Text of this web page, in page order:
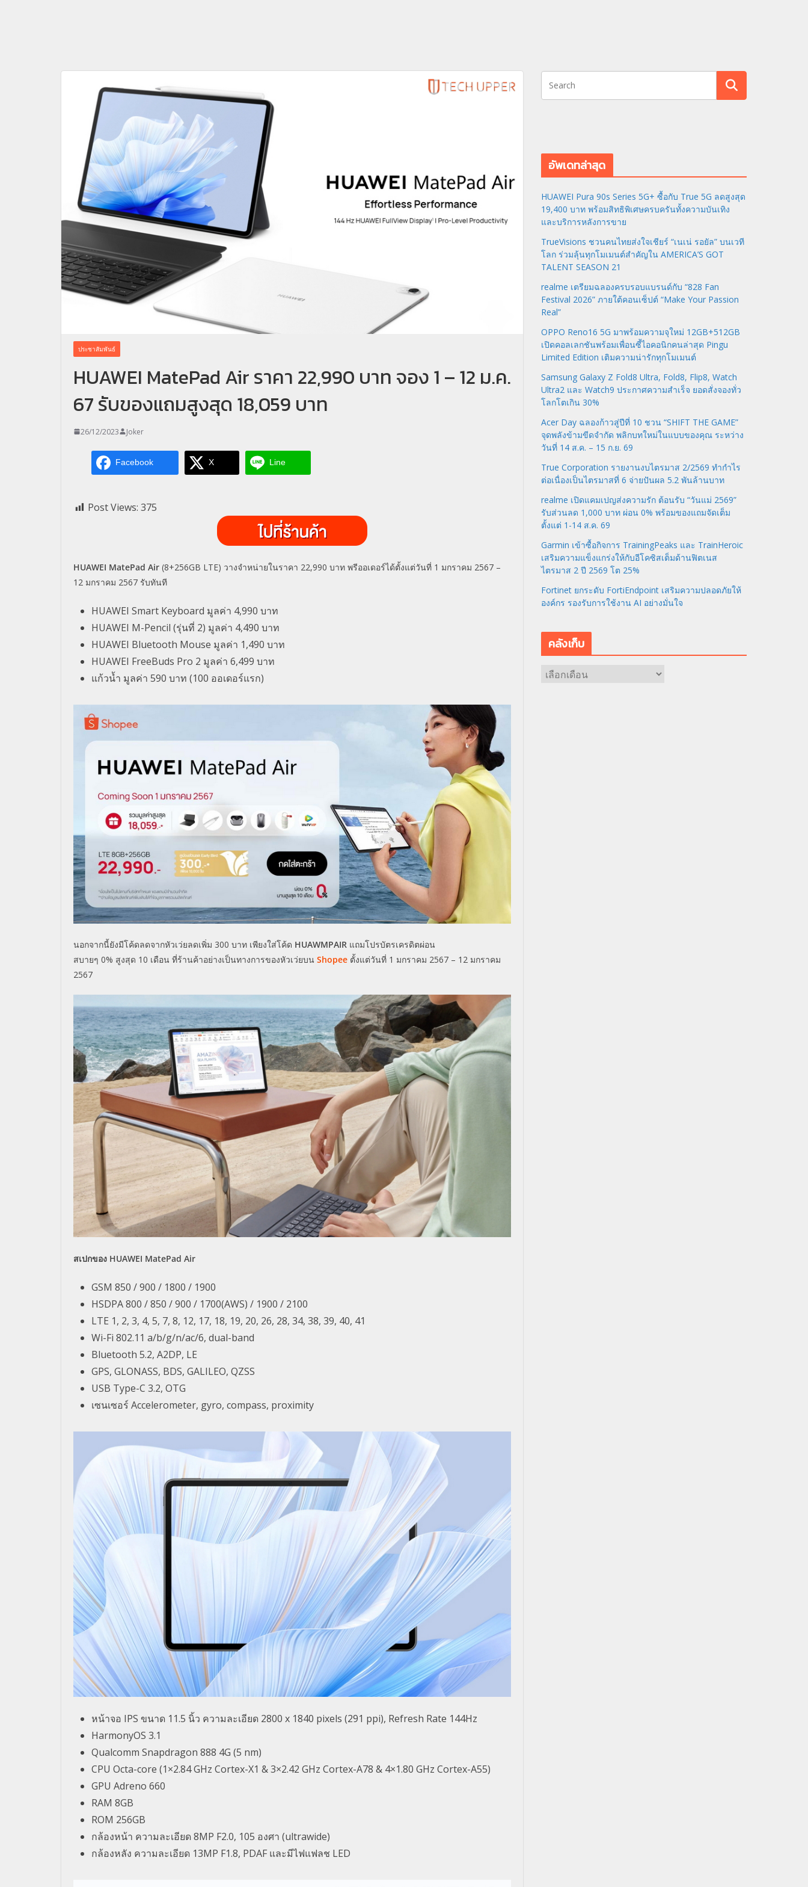
ประชาสัมพันธ์
HUAWEI MatePad Air ราคา 22,990 บาท จอง 1 – 12 ม.ค.
67 รับของแถมสูงสุด 18,059 บาท
26/12/2023 Joker
Facebook X Line
Post Views: 375
HUAWEI MatePad Air (8+256GB LTE) วางจำหน่ายในราคา 22,990 บาท พรีออเดอร์ได้ตั้งแต่วันที่ 1 มกราคม 2567 –
12 มกราคม 2567 รับทันที
HUAWEI Smart Keyboard มูลค่า 4,990 บาท
HUAWEI M-Pencil (รุ่นที่ 2) มูลค่า 4,490 บาท
HUAWEI Bluetooth Mouse มูลค่า 1,490 บาท
HUAWEI FreeBuds Pro 2 มูลค่า 6,499 บาท
แก้วน้ำ มูลค่า 590 บาท (100 ออเดอร์แรก)
นอกจากนี้ยังมีโค้ดลดจากหัวเว่ยลดเพิ่ม 300 บาท เพียงใส่โค้ด HUAWMPAIR แถมโปรบัตรเครดิตผ่อน
สบายๆ 0% สูงสุด 10 เดือน ที่ร้านค้าอย่างเป็นทางการของหัวเว่ยบน Shopee ตั้งแต่วันที่ 1 มกราคม 2567 – 12 มกราคม
2567
สเปกของ HUAWEI MatePad Air
GSM 850 / 900 / 1800 / 1900
HSDPA 800 / 850 / 900 / 1700(AWS) / 1900 / 2100
LTE 1, 2, 3, 4, 5, 7, 8, 12, 17, 18, 19, 20, 26, 28, 34, 38, 39, 40, 41
Wi-Fi 802.11 a/b/g/n/ac/6, dual-band
Bluetooth 5.2, A2DP, LE
GPS, GLONASS, BDS, GALILEO, QZSS
USB Type-C 3.2, OTG
เซนเซอร์ Accelerometer, gyro, compass, proximity
หน้าจอ IPS ขนาด 11.5 นิ้ว ความละเอียด 2800 x 1840 pixels (291 ppi), Refresh Rate 144Hz​
HarmonyOS 3.1
Qualcomm Snapdragon 888 4G (5 nm)
CPU Octa-core (1×2.84 GHz Cortex-X1 & 3×2.42 GHz Cortex-A78 & 4×1.80 GHz Cortex-A55)
GPU Adreno 660
RAM 8GB
ROM 256GB
กล้องหน้า ความละเอียด 8MP F2.0, 105 องศา (ultrawide)
กล้องหลัง ความละเอียด 13MP F1.8, PDAF และมีไฟแฟลช LED
อัพเดทล่าสุด
HUAWEI Pura 90s Series 5G+ ซื้อกับ True 5G ลดสูงสุด
19,400 บาท พร้อมสิทธิพิเศษครบครันทั้งความบันเทิง
และบริการหลังการขาย
TrueVisions ชวนคนไทยส่งใจเชียร์ “เนเน่ รอยัล” บนเวที
โลก ร่วมลุ้นทุกโมเมนต์สำคัญใน AMERICA’S GOT
TALENT SEASON 21
realme เตรียมฉลองครบรอบแบรนด์กับ “828 Fan
Festival 2026” ภายใต้คอนเซ็ปต์ “Make Your Passion
Real”
OPPO Reno16 5G มาพร้อมความจุใหม่ 12GB+512GB
เปิดคอลเลกชันพร้อมเพื่อนซี้ไอคอนิกคนล่าสุด Pingu
Limited Edition เติมความน่ารักทุกโมเมนต์
Samsung Galaxy Z Fold8 Ultra, Fold8, Flip8, Watch
Ultra2 และ Watch9 ประกาศความสำเร็จ ยอดสั่งจองทั่ว
โลกโตเกิน 30%
Acer Day ฉลองก้าวสู่ปีที่ 10 ชวน “SHIFT THE GAME”
จุดพลังข้ามขีดจำกัด พลิกบทใหม่ในแบบของคุณ ระหว่าง
วันที่ 14 ส.ค. – 15 ก.ย. 69
True Corporation รายงานงบไตรมาส 2/2569 ทำกำไร
ต่อเนื่องเป็นไตรมาสที่ 6 จ่ายปันผล 5.2 พันล้านบาท
realme เปิดแคมเปญส่งความรัก ต้อนรับ “วันแม่ 2569”
รับส่วนลด 1,000 บาท ผ่อน 0% พร้อมของแถมจัดเต็ม
ตั้งแต่ 1-14 ส.ค. 69
Garmin เข้าซื้อกิจการ TrainingPeaks และ TrainHeroic
เสริมความแข็งแกร่งให้กับอีโคซิสเต็มด้านฟิตเนส
ไตรมาส 2 ปี 2569 โต 25%
Fortinet ยกระดับ FortiEndpoint เสริมความปลอดภัยให้
องค์กร รองรับการใช้งาน AI อย่างมั่นใจ
คลังเก็บ